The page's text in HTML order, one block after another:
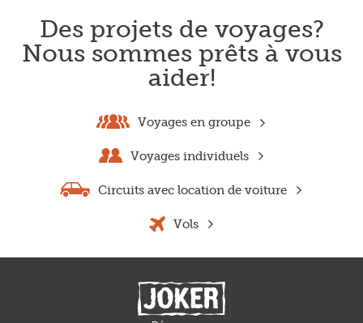
Des projets de voyages?
Nous sommes prêts à vous
aider!
Voyages en groupe
Voyages individuels
Circuits avec location de voiture
Vols